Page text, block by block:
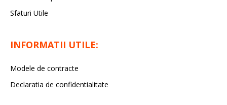
Sfaturi Utile
INFORMATII UTILE:
Modele de contracte
Declaratia de confidentialitate